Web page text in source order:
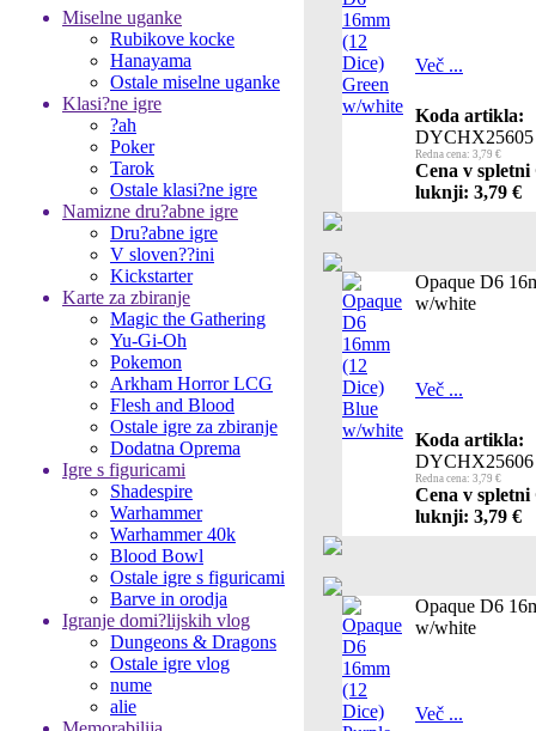
Miselne uganke
Rubikove kocke
Hanayama
Ostale miselne uganke
Klasi?ne igre
?ah
Poker
Tarok
Ostale klasi?ne igre
Namizne dru?abne igre
Dru?abne igre
V sloven??ini
Kickstarter
Karte za zbiranje
Magic the Gathering
Yu-Gi-Oh
Pokemon
Arkham Horror LCG
Flesh and Blood
Ostale igre za zbiranje
Dodatna Oprema
Igre s figuricami
Shadespire
Warhammer
Warhammer 40k
Blood Bowl
Ostale igre s figuricami
Barve in orodja
Igranje domi?lijskih vlog
Dungeons & Dragons
Ostale igre vlog
nume
alie
Več ...
Koda artikla:
DYCHX25605
Redna cena: 3,79 €
Cena v
luknji: 3,79 €
Opaque D6
w/white
Več ...
Koda artikla:
DYCHX25606
Redna cena: 3,79 €
Cena v
luknji: 3,79 €
Opaque D6
w/white
Več ...